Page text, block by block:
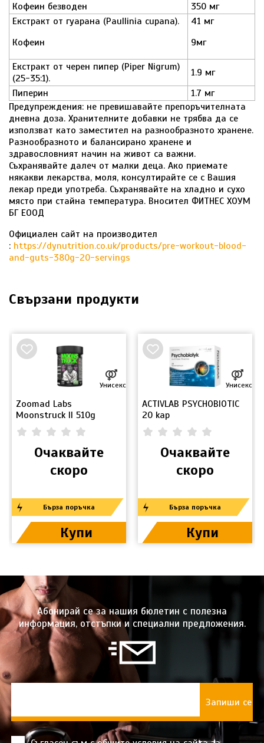
Кофеин безводен
350 мг
Екстракт от гуарана (Paullinia cupana).
Кофеин
41 мг
9мг
Екстракт от черен пипер (Piper Nigrum)
(25-35:1).
1.9 мг
Пиперин
1.7 мг
Предупреждения: не превишавайте препоръчителната
дневна доза. Хранителните добавки не трябва да се
използват като заместител на разнообразното хранене.
Разнообразното и балансирано хранене и
здравословният начин на живот са важни.
Съхранявайте далеч от малки деца. Ако приемате
някакви лекарства, моля, консултирайте се с Вашия
лекар преди употреба. Съхранявайте на хладно и сухо
място при стайна температура. Вносител ФИТНЕС ХОУМ
БГ ЕООД
Официален сайт на производител
: https://dynutrition.co.uk/products/pre-workout-blood-
and-guts-380g-20-servings
Свързани продукти
Zoomad Labs
Moonstruck II 510g
Унисекс
0.00(
Очаквайте
скоро
Бърза поръчка
Купи
ACTIVLAB PSYCHOBIOTIC
20 kap
Унисекс
0.00(
Очаквайте
скоро
Бърза поръчка
Купи
Абонирай се за нашия бюлетин с полезна
информация, отстъпки и специални предложения.